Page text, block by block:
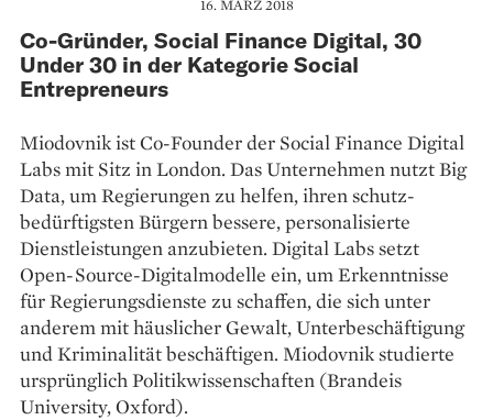
16. MÄRZ 2018
Co-Gründer, Social Finance Digital, 30
Under 30 in der Kategorie Social
Entrepreneurs
Miodovnik ist Co-Founder der Social Finance Digital
Labs mit Sitz in London. Das Unternehmen nutzt Big
Data, um Regierungen zu helfen, ihren schutz­
bedürftigsten Bürgern bessere, personalisierte
Dienstleistungen anzubieten. Digital Labs setzt
Open-Source-Digitalmodelle ein, um Erkenntnisse
für Regierungsdienste zu schaffen, die sich unter
anderem mit häuslicher Gewalt, Unterbeschäftigung
und Kriminalität beschäftigen. Miodovnik studierte
ursprünglich Politikwissenschaften (Brandeis
University, Oxford).